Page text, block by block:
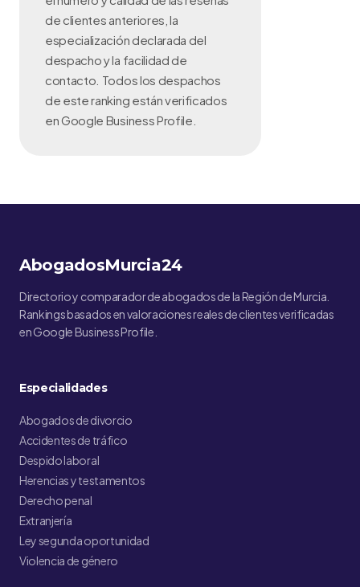
de clientes anteriores, la
especialización declarada del
despacho y la facilidad de
contacto. Todos los despachos
de este ranking están verificados
en Google Business Profile.
AbogadosMurcia24
Directorio y comparador de abogados de la Región de Murcia.
Rankings basados en valoraciones reales de clientes verificadas
en Google Business Profile.
Especialidades
Abogados de divorcio
Accidentes de tráfico
Despido laboral
Herencias y testamentos
Derecho penal
Extranjería
Ley segunda oportunidad
Violencia de género